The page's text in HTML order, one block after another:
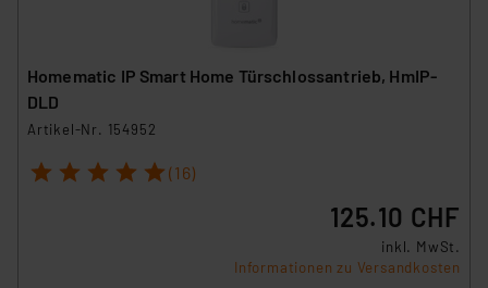
Homematic IP Smart Home Türschlossantrieb, HmIP-
DLD
Artikel-Nr. 154952
1 2 3 4 5 (16)
125.10 CHF
inkl. MwSt.
Informationen zu Versandkosten